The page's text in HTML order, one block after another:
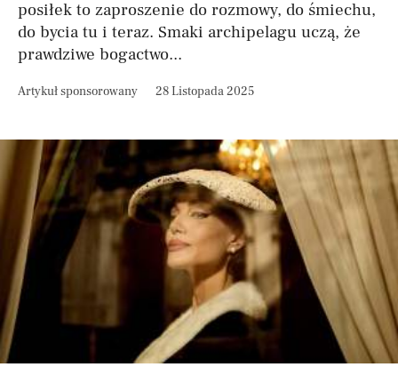
posiłek to zaproszenie do rozmowy, do śmiechu,
do bycia tu i teraz. Smaki archipelagu uczą, że
prawdziwe bogactwo...
Artykuł sponsorowany 28 Listopada 2025